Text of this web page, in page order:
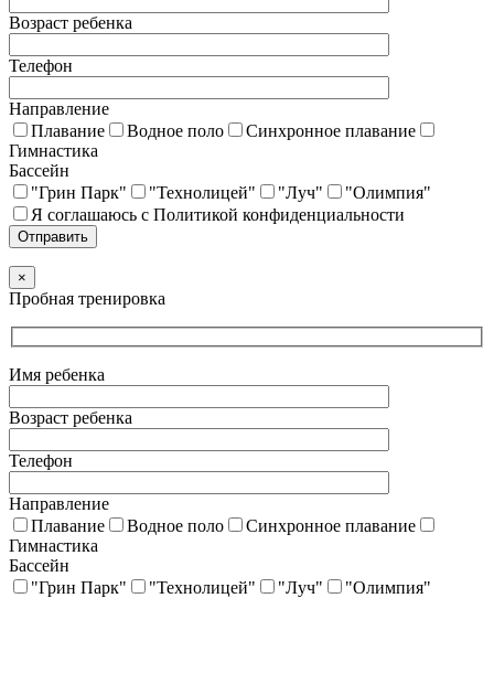
Возраст ребенка
Телефон
Направление
Плавание
Водное поло
Синхронное плавание
Гимнастика
Бассейн
"Грин Парк"
"Технолицей" "Луч"
"Олимпия"
Я соглашаюсь с Политикой конфиденциальности
×
Пробная тренировка
Имя ребенка
Возраст ребенка
Телефон
Направление
Плавание
Водное поло
Синхронное плавание
Гимнастика
Бассейн
"Грин Парк"
"Технолицей" "Луч"
"Олимпия"